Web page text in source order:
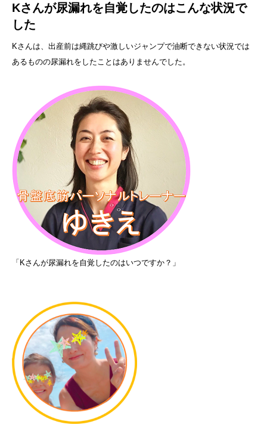
Kさんが尿漏れを自覚したのはこんな状況で
した
Kさんは、出産前は縄跳びや激しいジャンプで油断できない状況では
あるものの尿漏れをしたことはありませんでした。
「Kさんが尿漏れを自覚したのはいつですか？」